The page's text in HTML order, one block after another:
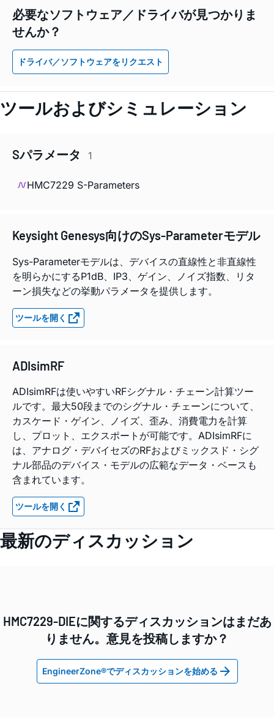
必要なソフトウェア／ドライバが見つかりま
せんか？
ドライバ／ソフトウェアをリクエスト
ツールおよびシミュレーション
Sパラメータ 1
HMC7229 S-Parameters
Keysight Genesys向けのSys-Parameterモデル
Sys-Parameterモデルは、デバイスの直線性と非直線性
を明らかにするP1dB、IP3、ゲイン、ノイズ指数、リタ
ーン損失などの挙動パラメータを提供します。
ツールを開く
ADIsimRF
ADIsimRFは使いやすいRFシグナル・チェーン計算ツー
ルです。最大50段までのシグナル・チェーンについて、
カスケード・ゲイン、ノイズ、歪み、消費電力を計算
し、プロット、エクスポートが可能です。ADIsimRFに
は、アナログ・デバイセズのRFおよびミックスド・シグ
ナル部品のデバイス・モデルの広範なデータ・ベースも
含まれています。
ツールを開く
最新のディスカッション
HMC7229-DIEに関するディスカッションはまだあ
りません。意見を投稿しますか？
EngineerZone®でディスカッションを始める